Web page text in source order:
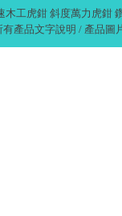
木工虎鉗 斜度萬力虎鉗
有產品文字說明 / 產品圖